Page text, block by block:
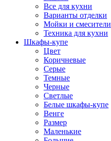
Все для кухни
Варианты отделки
Мойки и смесители
Техника для кухни
Шкафы-купе
Цвет
Коричневые
Серые
Темные
Черные
Светлые
Белые шкафы-купе
Венге
Размер
Маленькие